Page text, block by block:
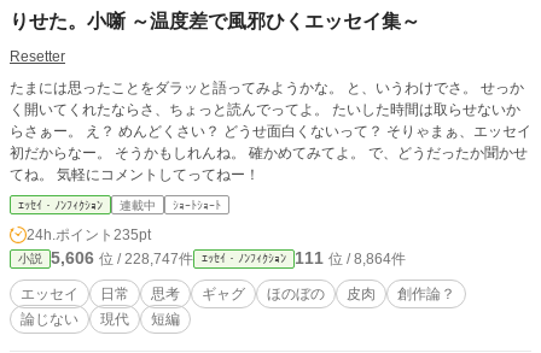
子同士の恋愛を描いています。
りせた。小噺 ～温度差で風邪ひくエッセイ集～
Resetter
たまには思ったことをダラッと語ってみようかな。 と、いうわけでさ。 せっか
く開いてくれたならさ、ちょっと読んでってよ。 たいした時間は取らせないか
らさぁー。 え？ めんどくさい？ どうせ面白くないって？ そりゃまぁ、エッセイ
初だからなー。 そうかもしれんね。 確かめてみてよ。 で、どうだったか聞かせ
てね。 気軽にコメントしてってねー！
ｴｯｾｲ・ﾉﾝﾌｨｸｼｮﾝ 連載中 ｼｮｰﾄｼｮｰﾄ
24h.ポイント 235pt
小説 5,606 位 / 228,747件 ｴｯｾｲ・ﾉﾝﾌｨｸｼｮﾝ 111 位 / 8,864件
エッセイ 日常 思考 ギャグ ほのぼの 皮肉
創作論？
論じない
現代 短編